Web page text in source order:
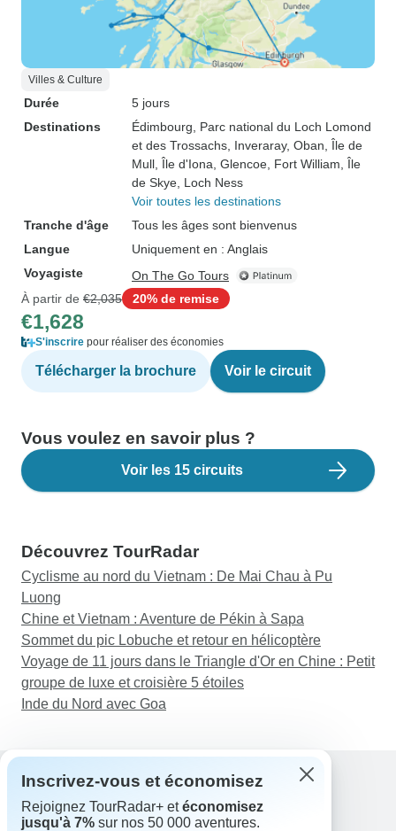
Villes & Culture
Durée
5 jours
Destinations
Édimbourg , Parc national du Loch Lomond
et des Trossachs , Inveraray, Oban , Île de
Mull , Île d'Iona , Glencoe , Fort William , Île
de Skye , Loch Ness
Voir toutes les destinations
Tranche d'âge
Tous les âges sont bienvenus
Langue
Uniquement en : Anglais
Voyagiste
On The Go Tours
À partir de €2,035 20% de remise
€1,628
S'inscrire pour réaliser des économies
Télécharger la brochure Voir le circuit
Vous voulez en savoir plus ?
Voir les 15 circuits
Découvrez TourRadar
Cyclisme au nord du Vietnam : De Mai Chau à Pu
Luong
Chine et Vietnam : Aventure de Pékin à Sapa
Sommet du pic Lobuche et retour en hélicoptère
Voyage de 11 jours dans le Triangle d'Or en Chine : Petit
groupe de luxe et croisière 5 étoiles
Inde du Nord avec Goa
Assistance
Contactez-nous
Inscrivez-vous et économisez
Rejoignez TourRadar+ etéconomisez
jusqu'à 7% sur nos 50 000 aventures.